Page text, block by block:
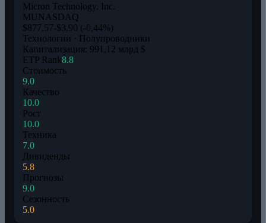
Micron Technology, Inc.
MUNASDAQ
$877,57-$3,90 (-0,44%)
Технологии · Полупроводники
Капитализация: 991,12 млрд $
ETP Rank8.8
Стоимость
9.0
Качество
10.0
Рост
10.0
Техника
7.0
Дивиденды
5.8
Прогнозы
9.0
Сезонность
5.0